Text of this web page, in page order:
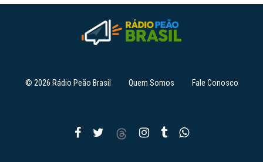
© 2026 Rádio Peão Brasil Quem Somos Fale Conosco